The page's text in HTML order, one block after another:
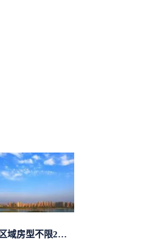
求租城东区域房型不限2室2卫装修不限2...